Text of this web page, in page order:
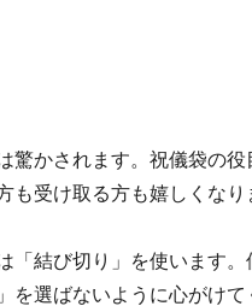
驚かされます。祝儀袋の
も受け取る方も嬉しくなり
「結び切り」を使います
選ばないように心がけて